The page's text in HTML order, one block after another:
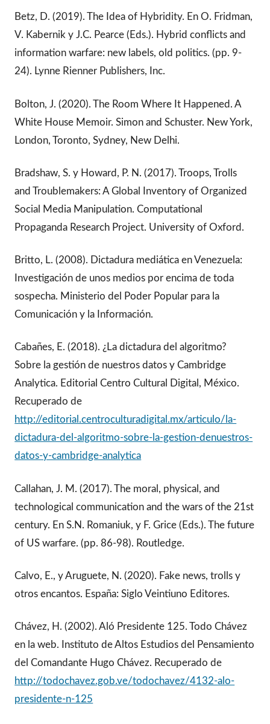
Betz, D. (2019). The Idea of Hybridity. En O. Fridman,
V. Kabernik y J.C. Pearce (Eds.). Hybrid conflicts and
information warfare: new labels, old politics. (pp. 9-
24). Lynne Rienner Publishers, Inc.
Bolton, J. (2020). The Room Where It Happened. A
White House Memoir. Simon and Schuster. New York,
London, Toronto, Sydney, New Delhi.
Bradshaw, S. y Howard, P. N. (2017). Troops, Trolls
and Troublemakers: A Global Inventory of Organized
Social Media Manipulation. Computational
Propaganda Research Project. University of Oxford.
Britto, L. (2008). Dictadura mediática en Venezuela:
Investigación de unos medios por encima de toda
sospecha. Ministerio del Poder Popular para la
Comunicación y la Información.
Cabañes, E. (2018). ¿La dictadura del algoritmo?
Sobre la gestión de nuestros datos y Cambridge
Analytica. Editorial Centro Cultural Digital, México.
Recuperado de
http://editorial.centroculturadigital.mx/articulo/la-
dictadura-del-algoritmo-sobre-la-gestion-denuestros-
datos-y-cambridge-analytica
Callahan, J. M. (2017). The moral, physical, and
technological communication and the wars of the 21st
century. En S.N. Romaniuk, y F. Grice (Eds.). The future
of US warfare. (pp. 86-98). Routledge.
Calvo, E., y Aruguete, N. (2020). Fake news, trolls y
otros encantos. España: Siglo Veintiuno Editores.
Chávez, H. (2002). Aló Presidente 125. Todo Chávez
en la web. Instituto de Altos Estudios del Pensamiento
del Comandante Hugo Chávez. Recuperado de
http://todochavez.gob.ve/todochavez/4132-alo-
presidente-n-125